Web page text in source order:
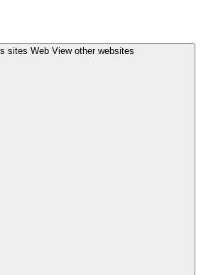
sites Web View other websites